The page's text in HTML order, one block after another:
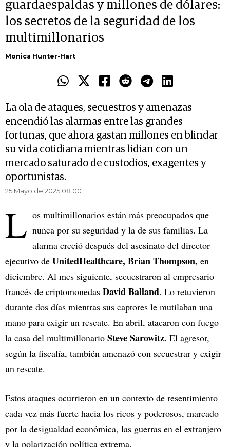
guardaespaldas y millones de dólares:
los secretos de la seguridad de los
multimillonarios
Monica Hunter-Hart
La ola de ataques, secuestros y amenazas
encendió las alarmas entre las grandes
fortunas, que ahora gastan millones en blindar
su vida cotidiana mientras lidian con un
mercado saturado de custodios, exagentes y
oportunistas.
25 Mayo de 2025 08.00
L os multimillonarios están más preocupados que
nunca por su seguridad y la de sus familias. La
alarma creció después del asesinato del director
ejecutivo de UnitedHealthcare, Brian Thompson, en
diciembre. Al mes siguiente, secuestraron al empresario
francés de criptomonedas David Balland. Lo retuvieron
durante dos días mientras sus captores le mutilaban una
mano para exigir un rescate. En abril, atacaron con fuego
la casa del multimillonario Steve Sarowitz. El agresor,
según la fiscalía, también amenazó con secuestrar y exigir
un rescate.
Estos ataques ocurrieron en un contexto de resentimiento
cada vez más fuerte hacia los ricos y poderosos, marcado
por la desigualdad económica, las guerras en el extranjero
y la polarización política extrema.